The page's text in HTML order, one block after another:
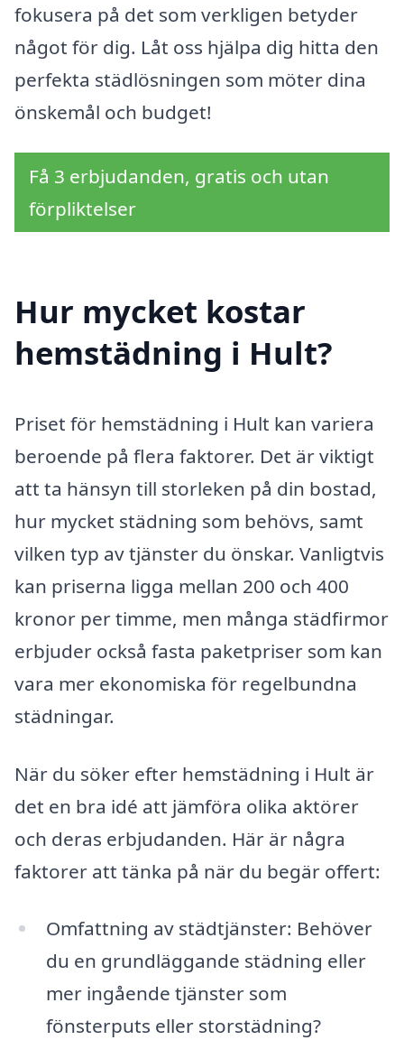
fokusera på det som verkligen betyder
något för dig. Låt oss hjälpa dig hitta den
perfekta städlösningen som möter dina
önskemål och budget!
Få 3 erbjudanden, gratis och utan
förpliktelser
Hur mycket kostar
hemstädning i Hult?
Priset för hemstädning i Hult kan variera
beroende på flera faktorer. Det är viktigt
att ta hänsyn till storleken på din bostad,
hur mycket städning som behövs, samt
vilken typ av tjänster du önskar. Vanligtvis
kan priserna ligga mellan 200 och 400
kronor per timme, men många städfirmor
erbjuder också fasta paketpriser som kan
vara mer ekonomiska för regelbundna
städningar.
När du söker efter hemstädning i Hult är
det en bra idé att jämföra olika aktörer
och deras erbjudanden. Här är några
faktorer att tänka på när du begär offert:
Omfattning av städtjänster: Behöver
du en grundläggande städning eller
mer ingående tjänster som
fönsterputs eller storstädning?